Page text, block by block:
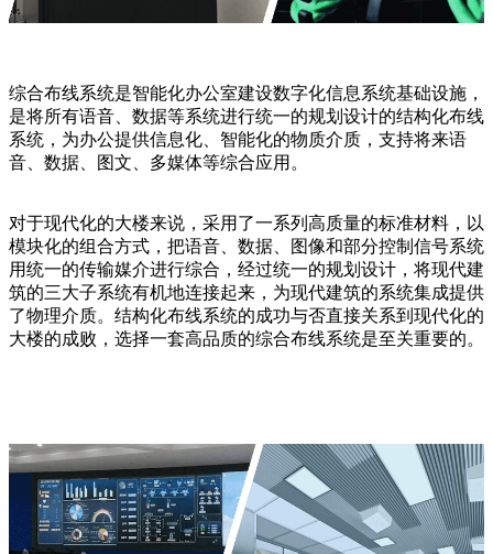
综合布线系统是智能化办公室建设数字化信息系统基础设施，
是将所有语音、数据等系统进行统一的规划设计的结构化布线
系统，为办公提供信息化、智能化的物质介质，支持将来语
音、数据、图文、多媒体等综合应用。
对于现代化的大楼来说，采用了一系列高质量的标准材料，以
模块化的组合方式，把语音、数据、图像和部分控制信号系统
用统一的传输媒介进行综合，经过统一的规划设计，将现代建
筑的三大子系统有机地连接起来，为现代建筑的系统集成提供
了物理介质。结构化布线系统的成功与否直接关系到现代化的
大楼的成败，选择一套高品质的综合布线系统是至关重要的。